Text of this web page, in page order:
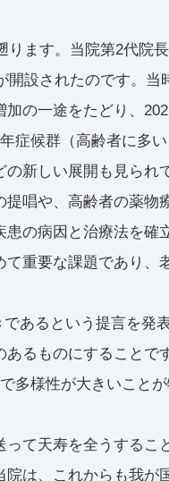
ます。当院第2代院
設されたのです。当
の一途をたどり、
症候群（高齢者に多
新しい展開も見られ
唱や、高齢者の薬物
の病因と治療法を確
重要な課題であり、
あるという提言を発
るものにすることで
多様性が大きいこと
て天寿を全うするこ
は、これからも我が